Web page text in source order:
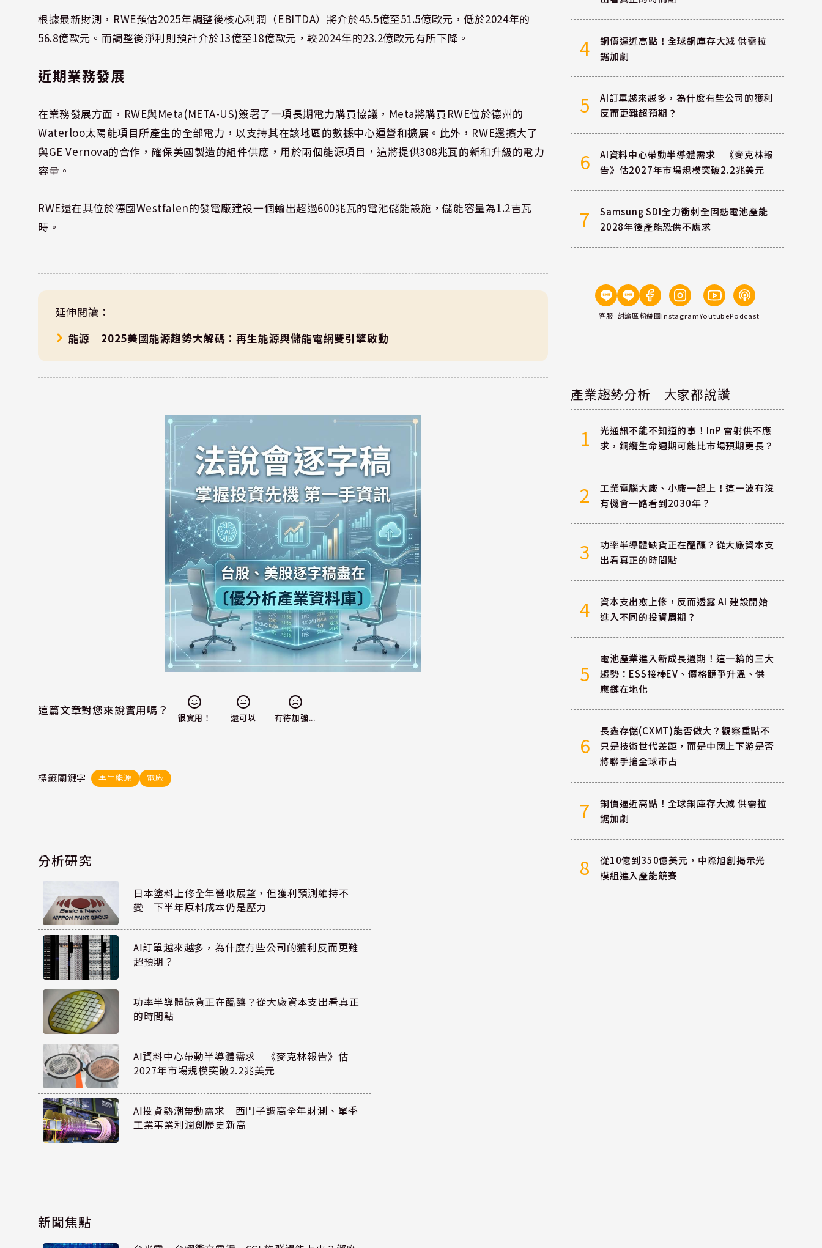
根據最新財測，RWE預估2025年調整後核心利潤（EBITDA）將介於45.5億至51.5億歐元，低於2024年的
56.8億歐元。而調整後淨利則預計介於13億至18億歐元，較2024年的23.2億歐元有所下降。
近期業務發展
在業務發展方面，RWE與Meta(META-US)簽署了一項長期電力購買協議，Meta將購買RWE位於德州的
Waterloo太陽能項目所產生的全部電力，以支持其在該地區的數據中心運營和擴展。此外，RWE還擴大了
與GE Vernova的合作，確保美國製造的組件供應，用於兩個能源項目，這將提供308兆瓦的新和升級的電力
容量。
RWE還在其位於德國Westfalen的發電廠建設一個輸出超過600兆瓦的電池儲能設施，儲能容量為1.2吉瓦
時。
延伸閱讀：
能源｜2025美國能源趨勢大解碼：再生能源與儲能電網雙引擎啟動
這篇文章對您來說實用嗎？
很實用！ 還可以 有待加強...
標籤關鍵字 再生能源 電廠
分析研究
日本塗料上修全年營收展望，但獲利預測維持不
變 下半年原料成本仍是壓力
AI訂單越來越多，為什麼有些公司的獲利反而更難
超預期？
功率半導體缺貨正在醞釀？從大廠資本支出看真正
的時間點
AI資料中心帶動半導體需求 《麥克林報告》估
2027年市場規模突破2.2兆美元
AI投資熱潮帶動需求 西門子調高全年財測、單季
工業事業利潤創歷史新高
新聞焦點
4
銅價逼近高點！全球銅庫存大減 供需拉
鋸加劇
5
AI訂單越來越多，為什麼有些公司的獲利
反而更難超預期？
6
AI資料中心帶動半導體需求 《麥克林報
告》估2027年市場規模突破2.2兆美元
7
Samsung SDI全力衝刺全固態電池產能
2028年後產能恐供不應求
客服 討論區粉絲團InstagramYoutubePodcast
產業趨勢分析｜大家都說讚
1
光通訊不能不知道的事！InP 雷射供不應
求，銅纜生命週期可能比市場預期更長？
2
工業電腦大廠、小廠一起上！這一波有沒
有機會一路看到2030年？
3
功率半導體缺貨正在醞釀？從大廠資本支
出看真正的時間點
4
資本支出愈上修，反而透露 AI 建設開始
進入不同的投資周期？
5
電池產業進入新成長週期！這一輪的三大
趨勢：ESS接棒EV、價格競爭升溫、供
應鏈在地化
6
長鑫存儲(CXMT)能否做大？觀察重點不
只是技術世代差距，而是中國上下游是否
將聯手搶全球市占
7
銅價逼近高點！全球銅庫存大減 供需拉
鋸加劇
8
從10億到350億美元，中際旭創揭示光
模組進入產能競賽